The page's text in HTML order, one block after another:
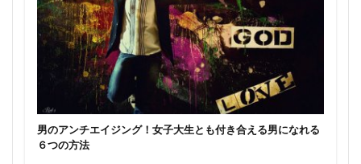
男のアンチエイジング！女子大生とも付き合える男になれる
６つの方法